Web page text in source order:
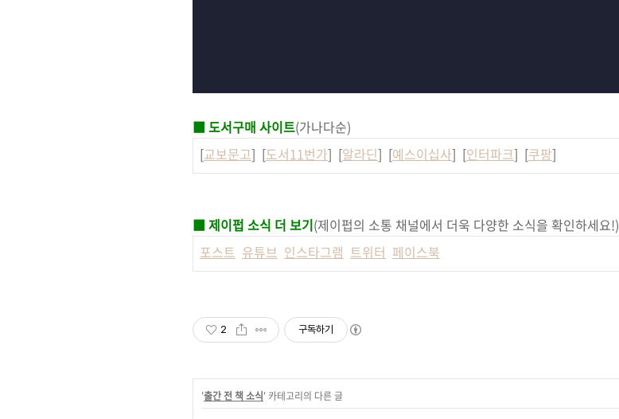
■ 도서구매 사이트(가나다순)
[교보문고] [도서11번가] [알라딘] [예스이십사] [인터파크] [쿠팡]
■ 제이펍 소식 더 보기(제이펍의 소통 채널에서 더욱 다양한 소식을 확인하세요!)
포스트 유튜브 인스타그램 트위터 페이스북
2 구독하기
'출간 전 책 소식' 카테고리의 다른 글